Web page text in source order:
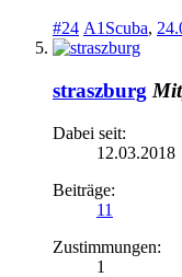
#24 A1Scuba,
straszburg
Dabei seit:
12.03.2018
Beiträge:
11
Zustimmungen:
1